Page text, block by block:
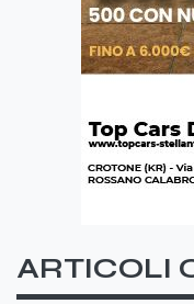
ARTICOLI